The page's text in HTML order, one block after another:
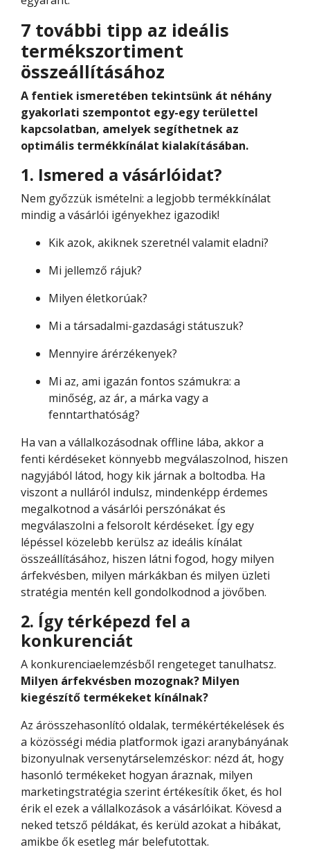
7 további tipp az ideális
termékszortiment
összeállításához
A fentiek ismeretében tekintsünk át néhány
gyakorlati szempontot egy-egy területtel
kapcsolatban, amelyek segíthetnek az
optimális termékkínálat kialakításában.
1. Ismered a vásárlóidat?
Nem győzzük ismételni: a legjobb termékkínálat
mindig a vásárlói igényekhez igazodik!
Kik azok, akiknek szeretnél valamit eladni?
Mi jellemző rájuk?
Milyen életkorúak?
Mi a társadalmi-gazdasági státuszuk?
Mennyire árérzékenyek?
Mi az, ami igazán fontos számukra: a
minőség, az ár, a márka vagy a
fenntarthatóság?
Ha van a vállalkozásodnak offline lába, akkor a
fenti kérdéseket könnyebb megválaszolnod, hiszen
nagyjából látod, hogy kik járnak a boltodba. Ha
viszont a nulláról indulsz, mindenképp érdemes
megalkotnod a vásárlói perszónákat és
megválaszolni a felsorolt kérdéseket. Így egy
lépéssel közelebb kerülsz az ideális kínálat
összeállításához, hiszen látni fogod, hogy milyen
árfekvésben, milyen márkákban és milyen üzleti
stratégia mentén kell gondolkodnod a jövőben.
2. Így térképezd fel a
konkurenciát
A konkurenciaelemzésből rengeteget tanulhatsz.
Milyen árfekvésben mozognak? Milyen
kiegészítő termékeket kínálnak?
Az árösszehasonlító oldalak, termékértékelések és
a közösségi média platformok igazi aranybányának
bizonyulnak versenytárselemzéskor: nézd át, hogy
hasonló termékeket hogyan áraznak, milyen
marketingstratégia szerint értékesítik őket, és hol
érik el ezek a vállalkozások a vásárlóikat. Kövesd a
neked tetsző példákat, és kerüld azokat a hibákat,
amikbe ők esetleg már belefutottak.